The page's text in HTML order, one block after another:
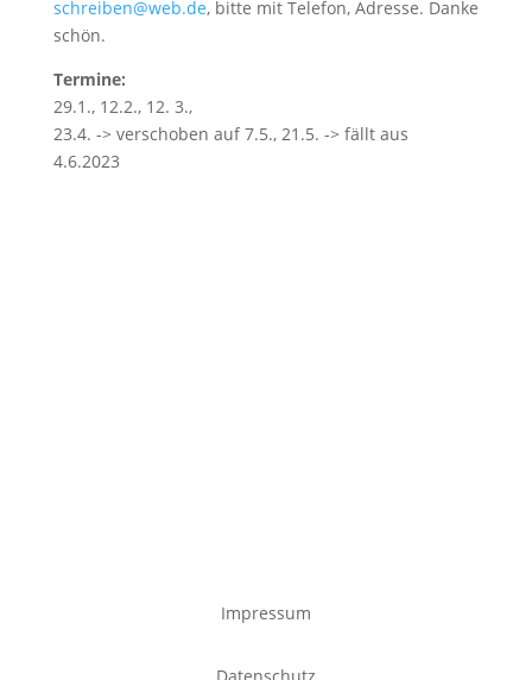
schreiben@web.de, bitte mit Telefon, Adresse. Danke
schön.
Termine:
29.1., 12.2., 12. 3.,
23.4. -> verschoben auf 7.5., 21.5. -> fällt aus
4.6.2023
Impressum